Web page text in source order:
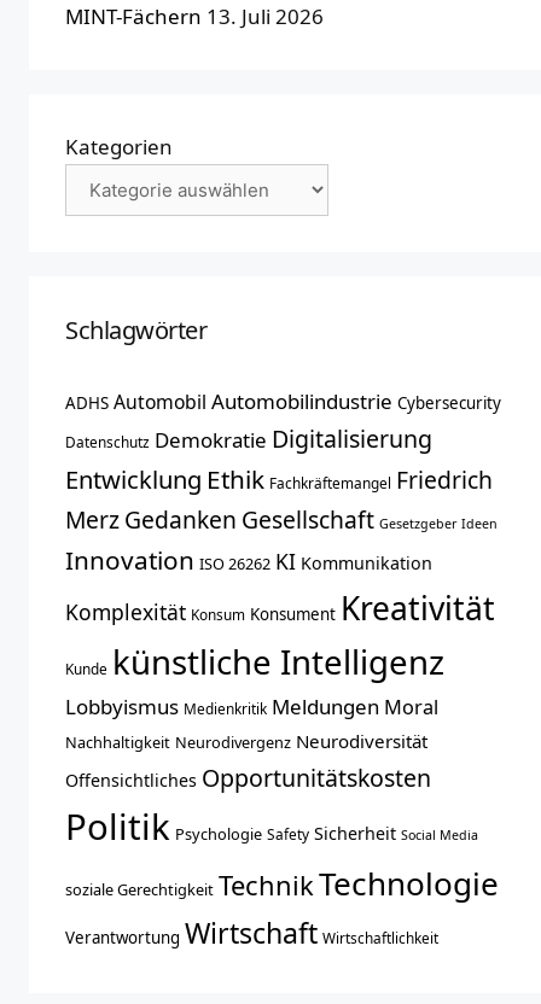
MINT-Fächern 13. Juli 2026
Kategorien
Schlagwörter
ADHS Automobil Automobilindustrie Cybersecurity
Datenschutz Demokratie Digitalisierung
Entwicklung Ethik Fachkräftemangel Friedrich
MerzGedanken Gesellschaft Gesetzgeber Ideen
Innovation ISO 26262 KI Kommunikation
Komplexität Konsum Konsument Kreativität
Kunde künstliche Intelligenz
Lobbyismus Medienkritik Meldungen Moral
Nachhaltigkeit Neurodivergenz Neurodiversität
Offensichtliches Opportunitätskosten
Politik Psychologie Safety Sicherheit Social Media
soziale Gerechtigkeit TechnikTechnologie
Verantwortung Wirtschaft Wirtschaftlichkeit